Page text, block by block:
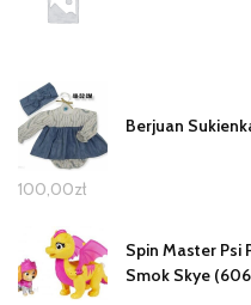
Berjuan
100,00zł
Spin Master Psi
Smok Skye